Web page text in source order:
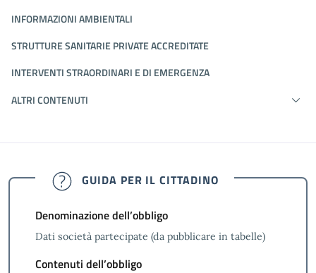
INFORMAZIONI AMBIENTALI
STRUTTURE SANITARIE PRIVATE ACCREDITATE
INTERVENTI STRAORDINARI E DI EMERGENZA
ALTRI CONTENUTI
GUIDA PER IL CITTADINO
Denominazione dell’obbligo
Dati società partecipate (da pubblicare in tabelle)
Contenuti dell’obbligo